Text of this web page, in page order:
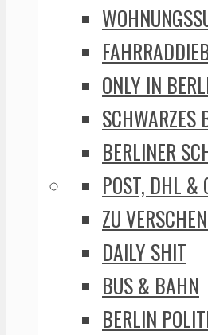
ONLY IN
SCHWARZES
BERLINER
POST, DHL &
ZU
DAILY SHIT
BUS & BAHN
BERLIN